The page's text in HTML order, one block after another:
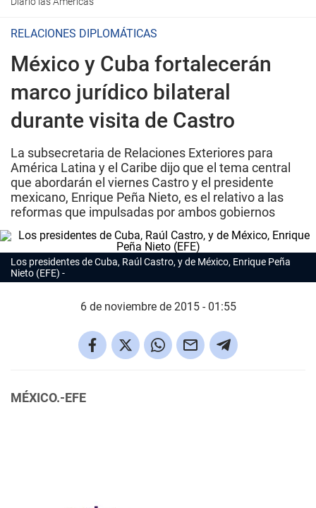
RELACIONES DIPLOMÁTICAS
México y Cuba fortalecerán
marco jurídico bilateral
durante visita de Castro
La subsecretaria de Relaciones Exteriores para
América Latina y el Caribe dijo que el tema central
que abordarán el viernes Castro y el presidente
mexicano, Enrique Peña Nieto, es el relativo a las
reformas que impulsadas por ambos gobiernos
Los presidentes de Cuba, Raúl Castro, y de México, Enrique Peña
Nieto (EFE)
6 de noviembre de 2015 - 01:55
MÉXICO.-EFE